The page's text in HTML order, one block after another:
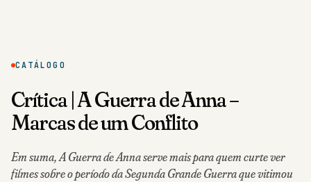
CATÁLOGO
Crítica | A Guerra de Anna –
Marcas de um Conflito
Em suma, A Guerra de Anna serve mais para quem curte ver
filmes sobre o período da Segunda Grande Guerra que vitimou